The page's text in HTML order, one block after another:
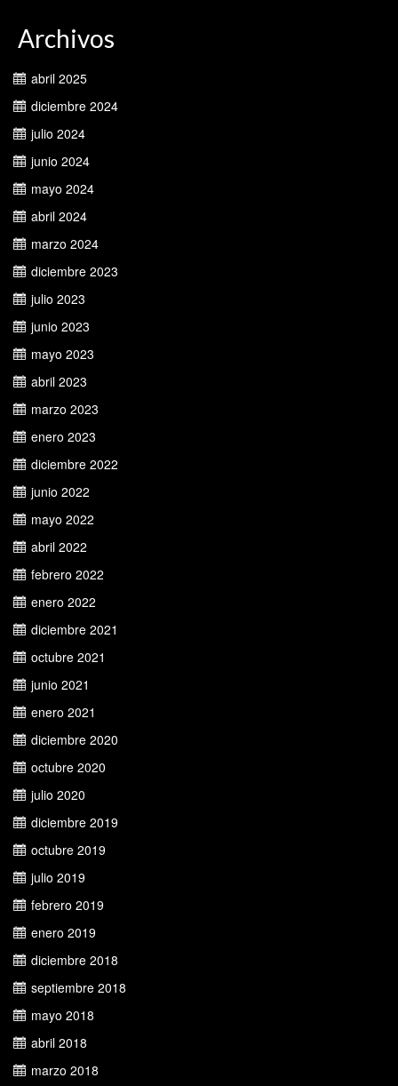
Archivos
abril 2025
diciembre 2024
julio 2024
junio 2024
mayo 2024
abril 2024
marzo 2024
diciembre 2023
julio 2023
junio 2023
mayo 2023
abril 2023
marzo 2023
enero 2023
diciembre 2022
junio 2022
mayo 2022
abril 2022
febrero 2022
enero 2022
diciembre 2021
octubre 2021
junio 2021
enero 2021
diciembre 2020
octubre 2020
julio 2020
diciembre 2019
octubre 2019
julio 2019
febrero 2019
enero 2019
diciembre 2018
septiembre 2018
mayo 2018
abril 2018
marzo 2018